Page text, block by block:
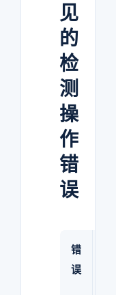
见
的
检
测
操
作
错
误
错
误